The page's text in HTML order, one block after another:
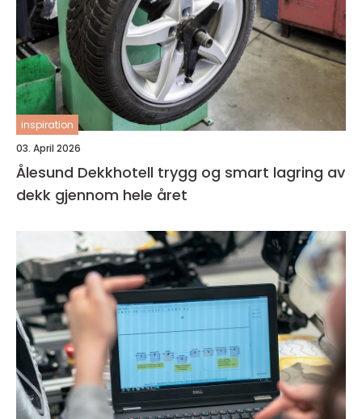
inspiration
03. April 2026
Ålesund Dekkhotell trygg og smart lagring av
dekk gjennom hele året